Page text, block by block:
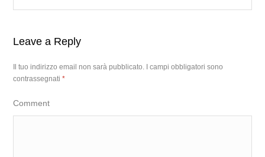
Leave a Reply
Il tuo indirizzo email non sarà pubblicato.
I campi obbligatori sono
contrassegnati*
Comment